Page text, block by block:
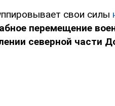
свои силы
перемещение
северной части